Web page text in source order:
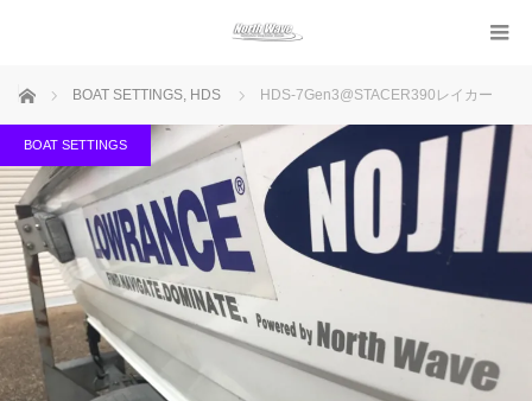
ホーム BOAT SETTINGS, HDS HDS-7Gen3@STACER390レイカー
BOAT SETTINGS